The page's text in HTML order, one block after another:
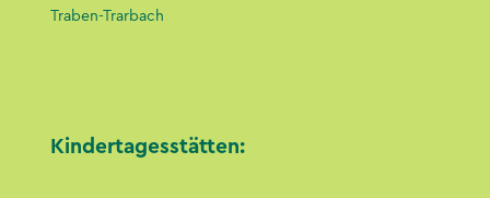
Traben-Trarbach
Kindertagesstätten: